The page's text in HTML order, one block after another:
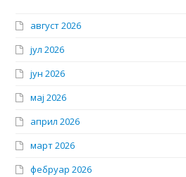
август 2026
јул 2026
јун 2026
мај 2026
април 2026
март 2026
фебруар 2026